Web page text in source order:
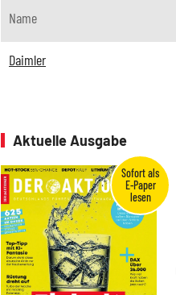
Name
Daimler
Aktuelle Ausgabe